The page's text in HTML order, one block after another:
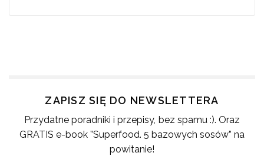
ZAPISZ SIĘ DO NEWSLETTERA
Przydatne poradniki i przepisy, bez spamu :). Oraz
GRATIS e-book ”Superfood. 5 bazowych sosów” na
powitanie!